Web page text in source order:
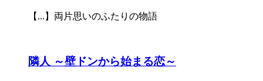
【...】両片思いのふたりの物語
隣人 ～壁ドンから始まる恋～